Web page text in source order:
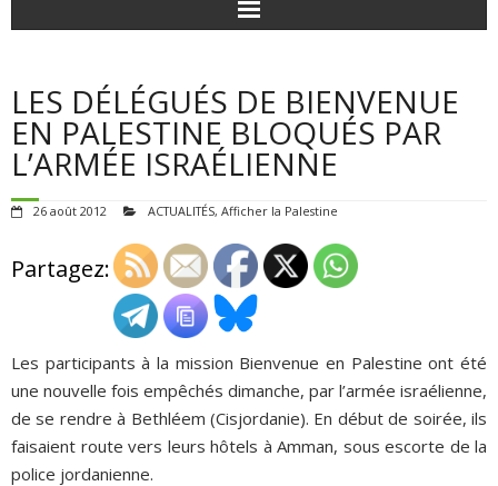
POUR AGIR
AGENDA
QUI SOMMES-NOUS ?
ADHÉSIONS, DONS, CONTACT
LES DÉLÉGUÉS DE BIENVENUE
EN PALESTINE BLOQUÉS PAR
L’ARMÉE ISRAÉLIENNE
26 août 2012 ACTUALITÉS, Afficher la Palestine
Partagez:
Les participants à la mission Bienvenue en Palestine ont été
une nouvelle fois empêchés dimanche, par l’armée israélienne,
de se rendre à Bethléem (Cisjordanie). En début de soirée, ils
faisaient route vers leurs hôtels à Amman, sous escorte de la
police jordanienne.